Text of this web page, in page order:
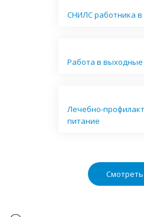
СНИЛС работника
Работа в выходные
Лечебно-
питание
Смотреть